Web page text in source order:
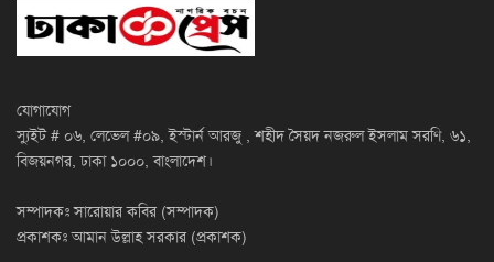
যোগাযোগ
স্যুইট # ০৬, লেভেল #০৯, ইস্টার্ন আরজু , শহীদ সৈয়দ নজরুল ইসলাম সরণি, ৬১,
বিজয়নগর, ঢাকা ১০০০, বাংলাদেশ।
সম্পাদকঃ সারোয়ার কবির (সম্পাদক)
প্রকাশকঃ আমান উল্লাহ সরকার (প্রকাশক)